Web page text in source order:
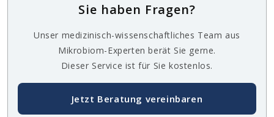
Sie haben Fragen?
Unser medizinisch-wissenschaftliches Team aus
Mikrobiom-Experten berät Sie gerne.
Dieser Service ist für Sie kostenlos.
Jetzt Beratung vereinbaren